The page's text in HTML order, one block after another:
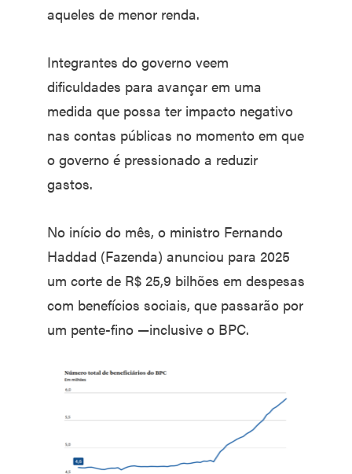
aqueles de menor renda.
Integrantes do governo veem
dificuldades para avançar em uma
medida que possa ter impacto negativo
nas contas públicas no momento em que
o governo é pressionado a reduzir
gastos.
No início do mês, o ministro Fernando
Haddad (Fazenda) anunciou para 2025
um corte de R$ 25,9 bilhões em despesas
com benefícios sociais, que passarão por
um pente-fino —inclusive o BPC.